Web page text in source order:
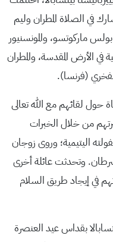
في الصلاة المطران وليم
ماركوتسو، والمونسنيور
الأرض المقدسة، والمطران
(فرنسا).
لقائهم مع الله تعالى
من خلال الخبرات
اليتيمية؛ وروى زوجان
وتحدثت عائلة أخرى
في إيجاد طريق السلام
بقداس عيد العنصرة